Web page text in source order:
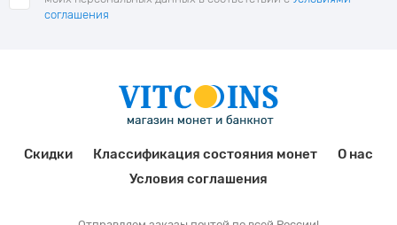
соглашения
Скидки Классификация состояния монет
О нас
Условия соглашения